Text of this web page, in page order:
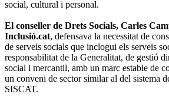
social, cultural i personal.
El conseller de Drets Socials, Carles
Inclusió.cat, defensava la necessitat de
de serveis socials que inclogui els serveis
responsabilitat de la Generalitat, de gestió
social i mercantil, amb un marc estable de
un conveni de sector similar al del sistema
SISCAT.